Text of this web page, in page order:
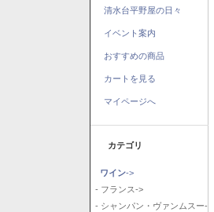
清水台平野屋の日々
イベント案内
おすすめの商品
カートを見る
マイページへ
カテゴリ
ワイン->
- フランス->
- シャンパン・ヴァンムスー-